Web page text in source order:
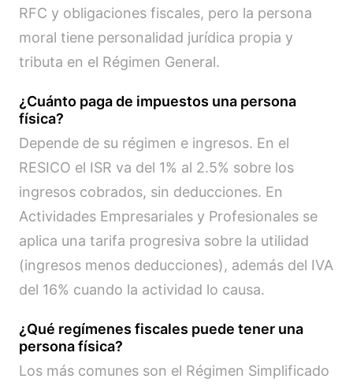
RFC y obligaciones fiscales, pero la persona
moral tiene personalidad jurídica propia y
tributa en el Régimen General.
¿Cuánto paga de impuestos una persona
física?
Depende de su régimen e ingresos. En el
RESICO el ISR va del 1% al 2.5% sobre los
ingresos cobrados, sin deducciones. En
Actividades Empresariales y Profesionales se
aplica una tarifa progresiva sobre la utilidad
(ingresos menos deducciones), además del IVA
del 16% cuando la actividad lo causa.
¿Qué regímenes fiscales puede tener una
persona física?
Los más comunes son el Régimen Simplificado